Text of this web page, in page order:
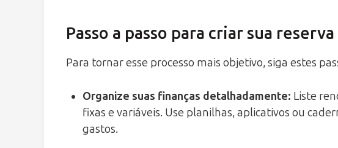
Passo a passo para criar sua
Para tornar esse processo mais objetivo, siga estes
Organize suas finanças detalhadamente: Liste
fixas e variáveis. Use planilhas, aplicativos ou
gastos.